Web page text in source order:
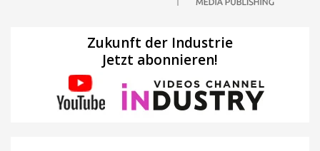
Zukunft der Industrie
Jetzt abonnieren!